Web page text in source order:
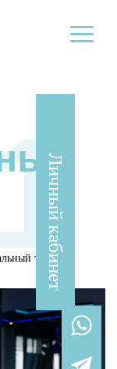
Личный кабинет
тренинг